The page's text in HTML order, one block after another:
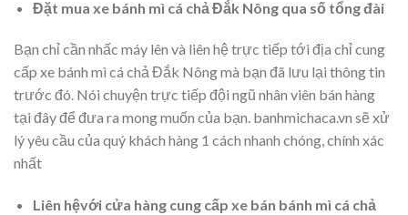
Đặt mua xe bánh mì cá chả Đắk Nông qua số tổng đài
Bạn chỉ cần nhấc máy lên và liên hệ trực tiếp tới địa chỉ cung
cấp xe bánh mì cá chả Đắk Nông mà bạn đã lưu lại thông tin
trước đó. Nói chuyện trực tiếp đội ngũ nhân viên bán hàng
tại đây để đưa ra mong muốn của bạn. banhmichaca.vn sẽ xử
lý yêu cầu của quý khách hàng 1 cách nhanh chóng, chính xác
nhất
Liên hệvới cửa hàng cung cấp xe bán bánh mì cá chả